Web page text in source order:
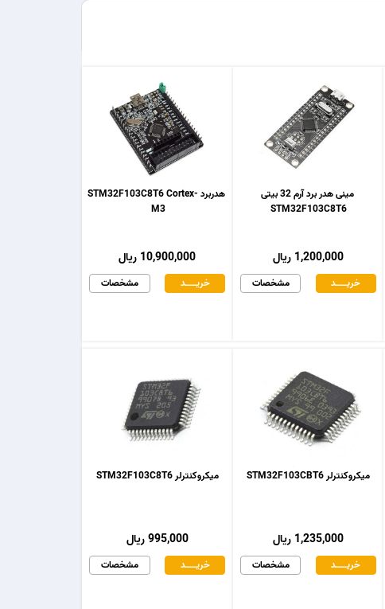
هدربرد STM32F103C8T6 Cortex-
M3
10,900,000 ریال
مشخصات خریـــــــد
مینی هدر برد آرم 32 بیتی
STM32F103C8T6
1,200,000 ریال
مشخصات خریـــــــد
میکروکنترلر STM32F103C8T6
995,000 ریال
مشخصات خریـــــــد
میکروکنترلر STM32F103CBT6
1,235,000 ریال
مشخصات خریـــــــد